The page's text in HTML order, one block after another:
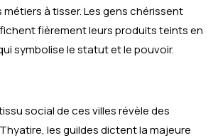
à tisser. Les gens chérissent
fièrement leurs produits teints en
symbolise le statut et le pouvoir.
social de ces villes révèle des
les guildes dictent la majeure